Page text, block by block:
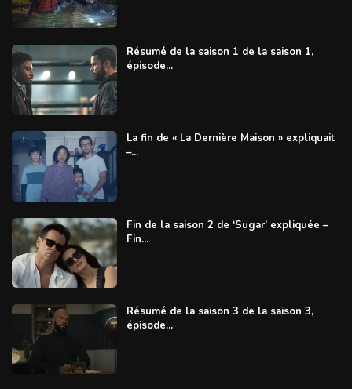
Résumé de la saison 1 de la saison 1,
épisode...
La fin de « La Dernière Maison » expliquait
–...
Fin de la saison 2 de ‘Sugar’ expliquée –
Fin...
Résumé de la saison 3 de la saison 3,
épisode...